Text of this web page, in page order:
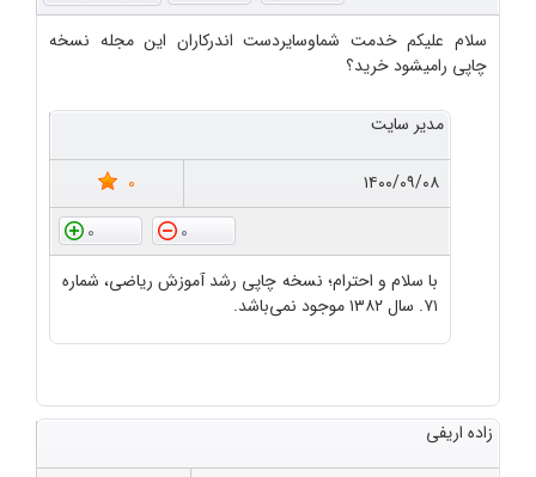
سلام علیکم خدمت شماوسایردست اندرکاران این مجله نسخه
چاپی رامیشود خرید؟
مدیر سایت
۱۴۰۰/۰۹/۰۸
0
0
0
با سلام و احترام؛ نسخه چاپی رشد آموزش ریاضی، شماره
۷۱. سال ۱۳۸۲ موجود نمی‌باشد.
زاده اریفی